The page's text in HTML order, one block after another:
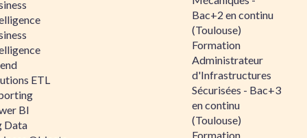
ETL
BI
Data
Bac+2 en continu
(Toulouse)
Formation
Administrateur
d'Infrastructures
Sécurisées - Bac+3
en continu
(Toulouse)
Formation